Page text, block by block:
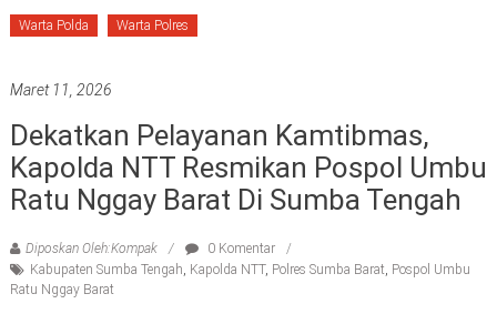
Warta Polda Warta Polres
Maret 11, 2026
Dekatkan Pelayanan Kamtibmas,
Kapolda NTT Resmikan Pospol Umbu
Ratu Nggay Barat Di Sumba Tengah
Diposkan Oleh:Kompak
0 Komentar
Kabupaten Sumba Tengah, Kapolda NTT, Polres Sumba Barat, Pospol Umbu
Ratu Nggay Barat